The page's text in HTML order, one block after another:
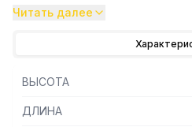
Особенности:
— Стеллаж технологический
— Четыре сплошные полки из
AISI 430 толщиной 0,8 мм
— Расстояние между полками
Читать далее
ВЫСОТА
ДЛИНА